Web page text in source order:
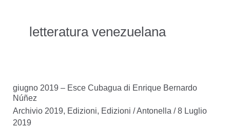
letteratura venezuelana
giugno 2019 – Esce Cubagua di Enrique Bernardo
Núñez
Archivio 2019, Edizioni, Edizioni /Antonella /8 Luglio
2019